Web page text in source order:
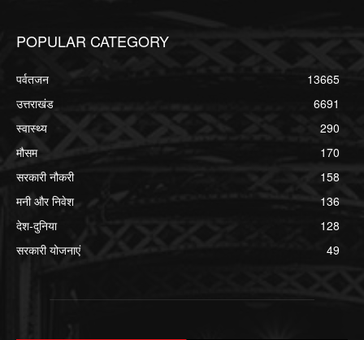
POPULAR CATEGORY
पर्वतजन
13665
उत्तराखंड
6691
स्वास्थ्य
290
मौसम
170
सरकारी नौकरी
158
मनी और निवेश
136
देश-दुनिया
128
सरकारी योजनाएं
49